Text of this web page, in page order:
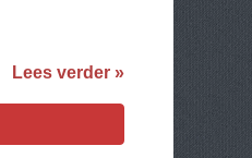
Lees verder »